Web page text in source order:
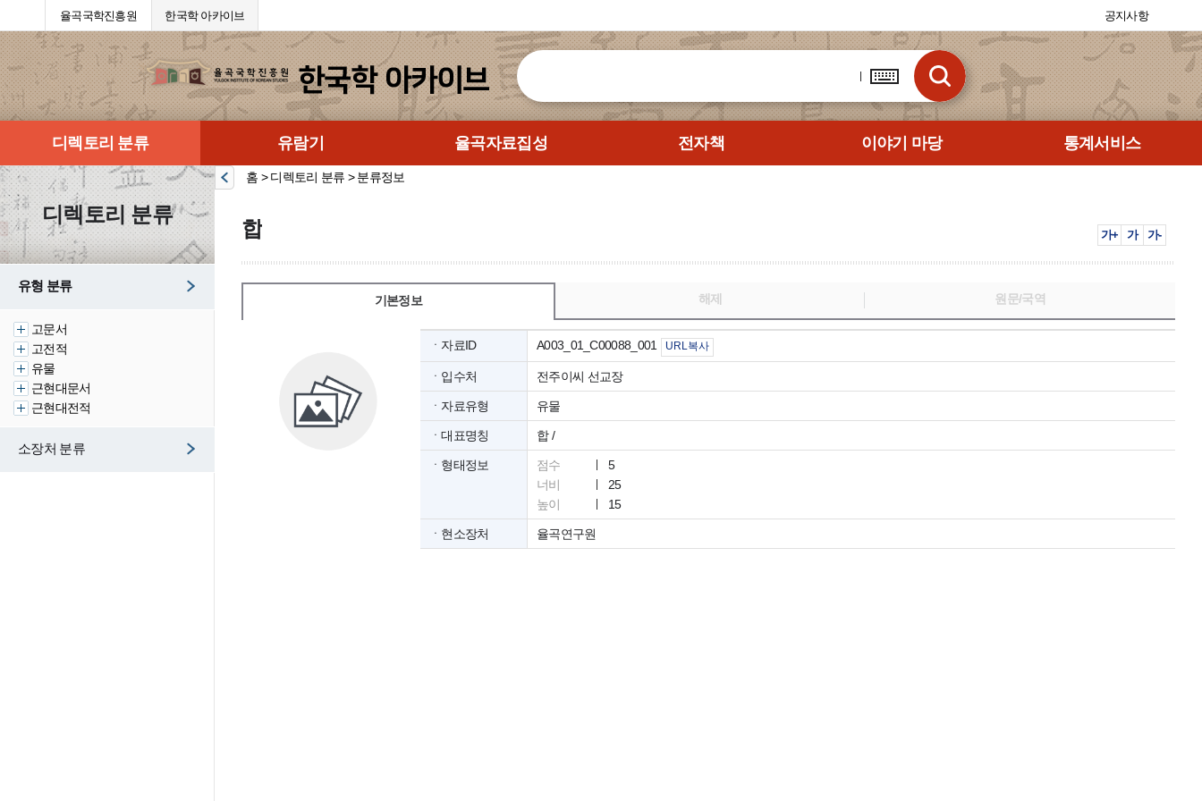
율곡국학진흥원 한국학 아카이브 공지사항
디렉토리 분류 유람기 율곡자료집성 전자책 이야기 마당 통계서비스
디렉토리 분류
유형 분류
고문서
고전적
유물
근현대문서
근현대전적
소장처 분류
홈 > 디렉토리 분류 > 분류정보
합 가+ 가 가-
기본정보 해제 원문/국역
ㆍ자료ID A003_01_C00088_001 URL복사
ㆍ입수처 전주이씨 선교장
ㆍ자료유형 유물
ㆍ대표명칭 합 /
ㆍ형태정보 점수
5
너비
25
높이
15
ㆍ현소장처 율곡연구원